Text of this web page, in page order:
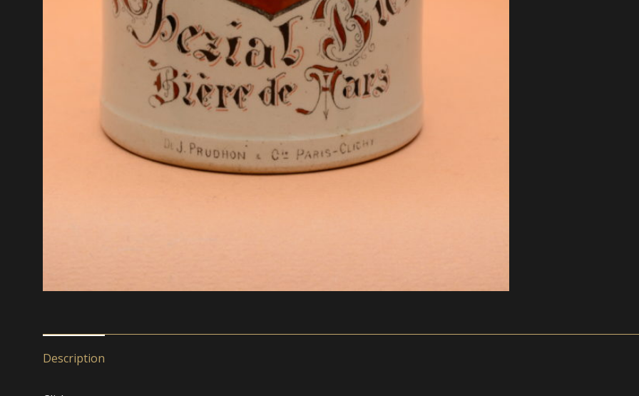
Description